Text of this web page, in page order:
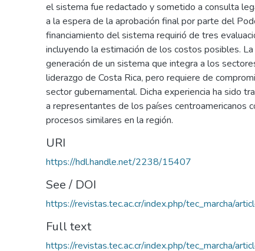
el sistema fue redactado y sometido a consulta
a la espera de la aprobación final por parte del
financiamiento del sistema requirió de tres
incluyendo la estimación de los costos posibles.
generación de un sistema que integra a los
liderazgo de Costa Rica, pero requiere de
sector gubernamental. Dicha experiencia ha sido
a representantes de los países centroamericanos
procesos similares en la región.
URI
https://hdl.handle.net/2238/15407
See / DOI
https://revistas.tec.ac.cr/index.php/tec_marcha/
Full text
https://revistas.tec.ac.cr/index.php/tec_marcha/